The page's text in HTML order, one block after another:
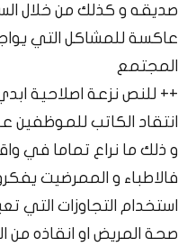
صديقه و كذلك من خلال
عاكسة للمشاكل التي
المجتمع
انتقاد الكاتب
و ذلك ما نراع تماما في
فالاطباء و الممرضيت
استخدام التجاوزات التي
صحة المريض او انقاذه